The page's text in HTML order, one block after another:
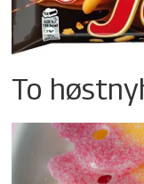
To